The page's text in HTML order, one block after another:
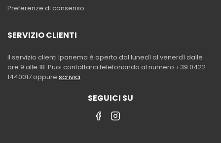
Preferenze di consenso
SERVIZIO CLIENTI
Il servizio clienti Ipanema è aperto dal lunedì al venerdì dalle
ore 9 alle 18. Puoi contattarci telefonando al numero +39 0422
1440017 oppure scrivici.
SEGUICI SU